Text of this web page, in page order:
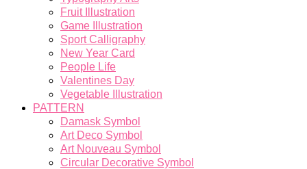
Fruit Illustration
Game Illustration
Sport Calligraphy
New Year Card
People Life
Valentines Day
Vegetable Illustration
PATTERN
Damask Symbol
Art Deco Symbol
Art Nouveau Symbol
Circular Decorative Symbol